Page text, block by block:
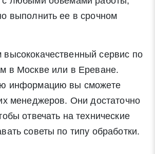
выполнить ее в срочном
сервис по
в Москве или в Ереване.
информацию вы сможете
менеджеров. Они достаточно
отвечать на технические
советы по типу обработки.